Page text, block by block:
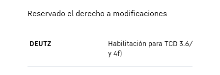
Reservado el derecho a modificaciones
DEUTZ
Habilitación para TCD 3.6/TCD 4.1
y 4f)